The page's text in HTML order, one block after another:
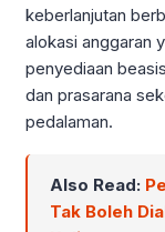
keberlanjutan
alokasi anggaran
penyediaan
dan prasarana
pedalaman.
Also Read:
Tak Boleh